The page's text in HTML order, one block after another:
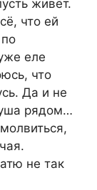
живёт.
что ей
еле
что
Да и не
рядом…
не так